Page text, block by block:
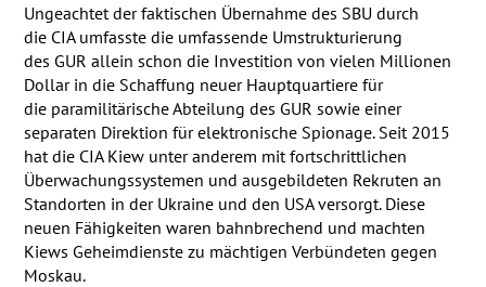
Ungeachtet der faktischen Übernahme des SBU durch
die CIAumfasste die umfassende Umstrukturierung
des GUR allein schon die Investition von vielen Millionen
Dollar in die Schaffung neuer Hauptquartiere für
die paramilitärische Abteilung des GUR sowie einer
separaten Direktion für elektronische Spionage. Seit 2015
hat die CIAKiew unter anderem mit fortschrittlichen
Überwachungssystemen und ausgebildeten Rekruten an
Standorten in der Ukraine und den USAversorgt. Diese
neuen Fähigkeiten waren bahnbrechend und machten
Kiews Geheimdienste zu mächtigen Verbündeten gegen
Moskau.